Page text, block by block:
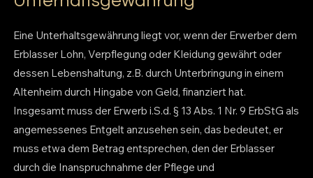
Eine Unterhaltsgewährung liegt vor, wenn der Erwerber dem
Erblasser Lohn, Verpflegung oder Kleidung gewährt oder
dessen Lebenshaltung, z.B. durch Unterbringung in einem
Altenheim durch Hingabe von Geld, finanziert hat.
Insgesamt muss der Erwerb i.S.d. § 13 Abs. 1 Nr. 9 ErbStG als
angemessenes Entgelt anzusehen sein, das bedeutet, er
muss etwa dem Betrag entsprechen, den der Erblasser
durch die Inanspruchnahme der Pflege und